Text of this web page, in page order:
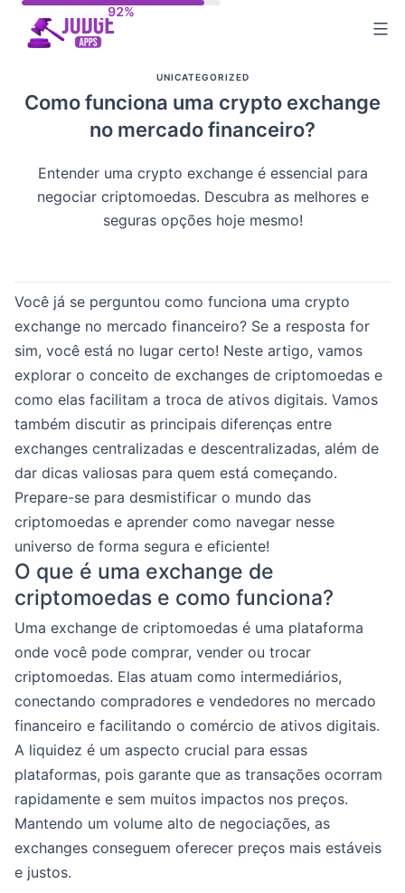
UNICATEGORIZED
Como funciona uma crypto exchange
no mercado financeiro?
Entender uma crypto exchange é essencial para
negociar criptomoedas. Descubra as melhores e
seguras opções hoje mesmo!
Você já se perguntou como funciona uma crypto
exchange no mercado financeiro? Se a resposta for
sim, você está no lugar certo! Neste artigo, vamos
explorar o conceito de exchanges de criptomoedas e
como elas facilitam a troca de ativos digitais. Vamos
também discutir as principais diferenças entre
exchanges centralizadas e descentralizadas, além de
dar dicas valiosas para quem está começando.
Prepare-se para desmistificar o mundo das
criptomoedas e aprender como navegar nesse
universo de forma segura e eficiente!
O que é uma exchange de
criptomoedas e como funciona?
Uma exchange de criptomoedas é uma plataforma
onde você pode comprar, vender ou trocar
criptomoedas. Elas atuam como intermediários,
conectando compradores e vendedores no mercado
financeiro e facilitando o comércio de ativos digitais.
A liquidez é um aspecto crucial para essas
plataformas, pois garante que as transações ocorram
rapidamente e sem muitos impactos nos preços.
Mantendo um volume alto de negociações, as
exchanges conseguem oferecer preços mais estáveis
e justos.